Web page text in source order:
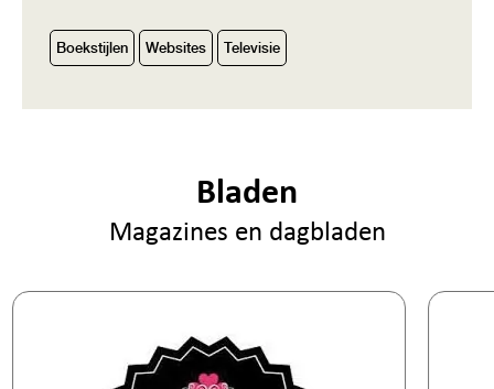
Boekstijlen Websites Televisie
Bladen
Magazines en dagbladen